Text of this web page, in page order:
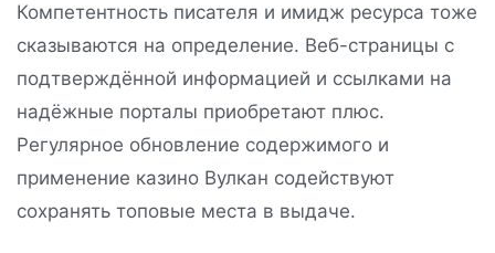
Компетентность писателя и имидж ресурса тоже
сказываются на определение. Веб-страницы с
подтверждённой информацией и ссылками на
надёжные порталы приобретают плюс.
Регулярное обновление содержимого и
применение казино Вулкан содействуют
сохранять топовые места в выдаче.